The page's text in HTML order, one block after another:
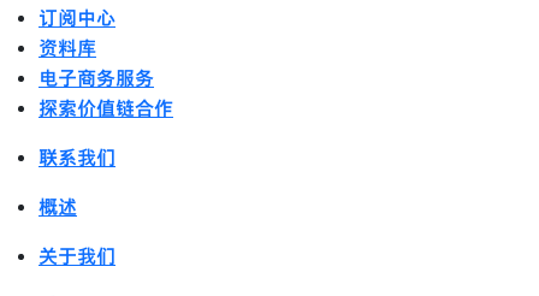
订阅中心
资料库
电子商务服务
探索价值链合作
联系我们
概述
关于我们